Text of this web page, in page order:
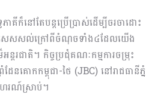
ភាគីក៏នៅតែបន្តប្រើប្រាស់ដើម្បីចរចាដោះ
សេសសល់ក្រៅពីចំណុចទាំង៤ដែលយើង
រជាតិ។ កិច្ចប្រជុំគណៈកម្មការចម្រុះ
នគោកកម្ពុជា-ថៃ (JBC) នៅរាជធានីភ្នំ
ហរណ៍ស្រាប់។